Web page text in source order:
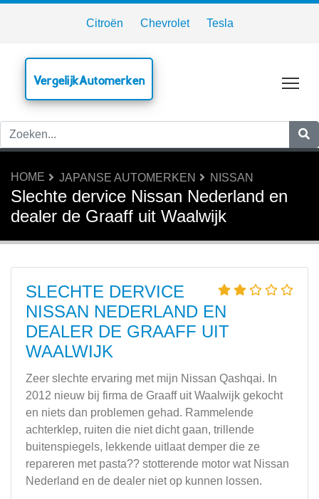
Citroën Chevrolet Tesla
VergelijkAutomerken
HOME JAPANSE AUTOMERKEN NISSAN
Slechte dervice Nissan Nederland en
dealer de Graaff uit Waalwijk
SLECHTE DERVICE
NISSAN NEDERLAND EN
DEALER DE GRAAFF UIT
WAALWIJK
Zeer slechte ervaring met mijn Nissan Qashqai. In
2012 nieuw bij firma de Graaff uit Waalwijk gekocht
en niets dan problemen gehad. Rammelende
achterklep, ruiten die niet dicht gaan, trillende
buitenspiegels, lekkende uitlaat demper die ze
repareren met pasta?? stotterende motor wat Nissan
Nederland en de dealer niet op kunnen lossen.